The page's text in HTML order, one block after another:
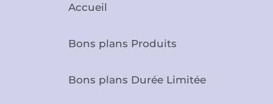
Accueil
Bons plans Produits
Bons plans Durée Limitée